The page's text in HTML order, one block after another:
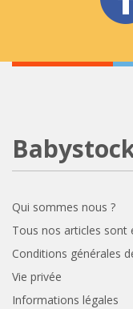
Qui sommes nous ?
Tous nos articles sont
Conditions générales
Vie privée
Informations légales